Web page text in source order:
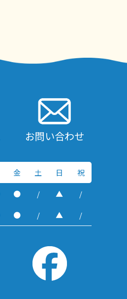
お問い合わせ
金 土 日 祝
● / ▲ /
● / ▲ /